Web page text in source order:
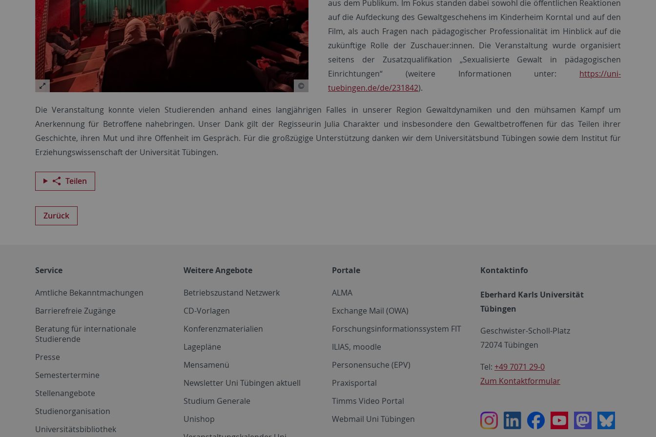
aus dem Publikum. Im Fokus standen dabei sowohl die öffentlichen Reaktionen
auf die Aufdeckung des Gewaltgeschehens im Kinderheim Korntal und auf den
Film, als auch Fragen nach pädagogischer Professionalität im Hinblick auf die
zukünftige Rolle der Zuschauer:innen. Die Veranstaltung wurde organisiert
seitens der Zusatzqualifikation „Sexualisierte Gewalt in pädagogischen
Einrichtungen“ (weitere Informationen unter: https://uni-
tuebingen.de/de/231842).
Die Veranstaltung konnte vielen Studierenden anhand eines langjährigen Falles in unserer Region Gewaltdynamiken und den mühsamen Kampf um
Anerkennung für Betroffene nahebringen. Unser Dank gilt der Regisseurin Julia Charakter und insbesondere den Gewaltbetroffenen für das Teilen ihrer
Geschichte, ihren Mut und ihre Offenheit im Gespräch. Für die großzügige Unterstützung danken wir dem Universitätsbund Tübingen sowie dem Institut für
Erziehungswissenschaft der Universität Tübingen.
Teilen
Zurück
Service
Amtliche Bekanntmachungen
Barrierefreie Zugänge
Beratung für internationale
Studierende
Presse
Semestertermine
Stellenangebote
Studienorganisation
Universitätsbibliothek
Weitere Angebote
Betriebszustand Netzwerk
CD-Vorlagen
Konferenzmaterialien
Lagepläne
Mensamenü
Newsletter Uni Tübingen aktuell
Studium Generale
Unishop
Portale
ALMA
Exchange Mail (OWA)
Forschungsinformationssystem FIT
ILIAS, moodle
Personensuche (EPV)
Praxisportal
Timms Video Portal
Webmail Uni Tübingen
Kontaktinfo
Eberhard Karls Universität
Tübingen
Geschwister-Scholl-Platz
72074 Tübingen
Tel: +49 7071 29-0
Zum Kontaktformular
InstagramLinkedInFacebookYoutubeMastodon
Bluesky